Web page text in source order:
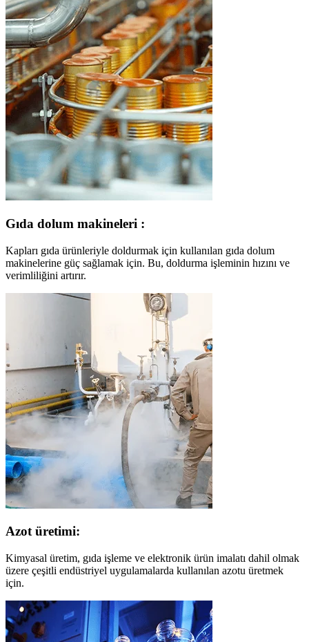
Gıda dolum makineleri :
Kapları gıda ürünleriyle doldurmak için kullanılan gıda dolum
makinelerine güç sağlamak için. Bu, doldurma işleminin hızını ve
verimliliğini artırır.
Azot üretimi:
Kimyasal üretim, gıda işleme ve elektronik ürün imalatı dahil olmak
üzere çeşitli endüstriyel uygulamalarda kullanılan azotu üretmek
için.